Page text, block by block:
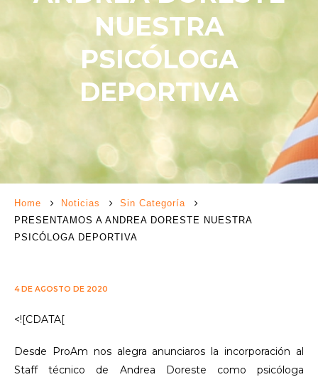
NUESTRA
PSICÓLOGA
DEPORTIVA
Home Noticias
Sin Categoría
PRESENTAMOS A ANDREA DORESTE NUESTRA
PSICÓLOGA DEPORTIVA
4 DE AGOSTO DE 2020
<![CDATA[
Desde ProAm nos alegra anunciaros la incorporación al
Staff técnico de Andrea Doreste como psicóloga